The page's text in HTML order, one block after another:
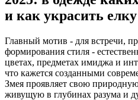
и как украсить
Главный мотив - для встречи,
формирования стиля -
цветах, предметах имиджа и
что кажется созданными
Змея проявляет свою
живущую в глубинах разума и